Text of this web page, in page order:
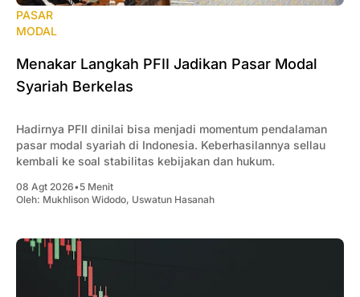
PASAR
MODAL
Menakar Langkah PFII Jadikan Pasar Modal
Syariah Berkelas
Hadirnya PFII dinilai bisa menjadi momentum pendalaman
pasar modal syariah di Indonesia. Keberhasilannya sellau
kembali ke soal stabilitas kebijakan dan hukum.
08 Agt 2026•5 Menit
Oleh: Mukhlison Widodo, Uswatun Hasanah